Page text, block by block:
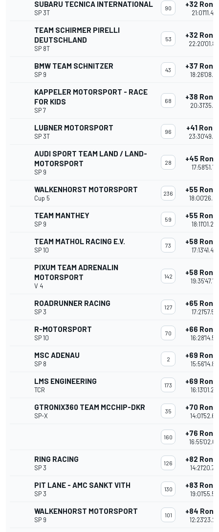
SUBARU TECNICA INTERNATIONAL
SP 3T
90 +32
TEAM SCHIRMER PIRELLI
DEUTSCHLAND
SP 8T
53 +32
BMW TEAM SCHNITZER
SP 9
43 +37
KAPPELER MOTORSPORT - RACE
FOR KIDS
SP 7
68 +38
LUBNER MOTORSPORT
SP 3T
96 +41
AUDI SPORT TEAM LAND / LAND-
MOTORSPORT
SP 9
28 +45
WALKENHORST MOTORSPORT
Cup 5
236 +55
TEAM MANTHEY
SP 9
59 +55
TEAM MATHOL RACING E.V.
SP 10
73 +58
PIXUM TEAM ADRENALIN
MOTORSPORT
V 4
142 +58
ROADRUNNER RACING
SP 3
127 +65
R-MOTORSPORT
SP 10
70 +66
MSC ADENAU
SP 8
2 +69
LMS ENGINEERING
TCR
173 +69
GTRONIX360 TEAM MCCHIP-DKR
SP-X
35 +70
160 +76
RING RACING
SP 3
126 +82
PIT LANE - AMC SANKT VITH
SP 3
130 +83
WALKENHORST MOTORSPORT
SP 9
101 +84